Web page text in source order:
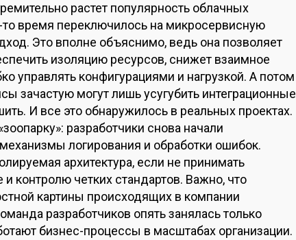
растет популярность облачных
то время переключилось на микросервисную
Это вполне объяснимо, ведь она позволяет
изоляцию ресурсов, снижет взаимное
управлять конфигурациями и нагрузкой. А потом
зачастую могут лишь усугубить интеграционные
И все это обнаружилось в реальных проектах.
разработчики снова начали
логирования и обработки ошибок.
архитектура, если не принимать
контролю четких стандартов. Важно, что
картины происходящих в компании
разработчиков опять занялась только
бизнес-процессы в масштабах организации.